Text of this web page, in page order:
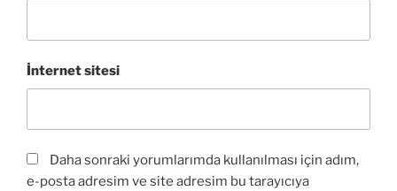
İnternet sitesi
Daha sonraki yorumlarımda kullanılması için adım,
e-posta adresim ve site adresim bu tarayıcıya